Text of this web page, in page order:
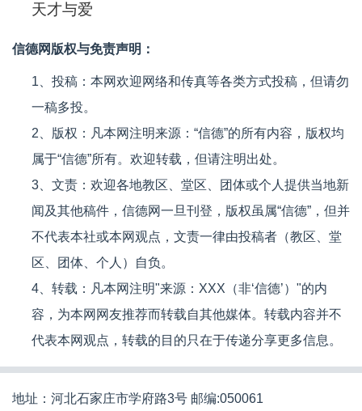
天才与爱
信德网版权与免责声明：
1、投稿：本网欢迎网络和传真等各类方式投稿，但请勿
一稿多投。
2、版权：凡本网注明来源：“信德”的所有内容，版权均
属于“信德”所有。欢迎转载，但请注明出处。
3、文责：欢迎各地教区、堂区、团体或个人提供当地新
闻及其他稿件，信德网一旦刊登，版权虽属“信德”，但并
不代表本社或本网观点，文责一律由投稿者（教区、堂
区、团体、个人）自负。
4、转载：凡本网注明"来源：XXX（非‘信德’）"的内
容，为本网网友推荐而转载自其他媒体。转载内容并不
代表本网观点，转载的目的只在于传递分享更多信息。
地址：河北石家庄市学府路3号 邮编:050061